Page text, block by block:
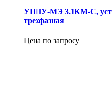
УППУ-МЭ 3.1КМ-С,
трехфазная
Цена по запросу